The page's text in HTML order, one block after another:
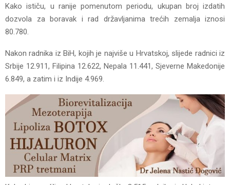
Kako ističu, u ranije pomenutom periodu, ukupan broj izdatih
dozvola za boravak i rad državljanima trećih zemalja iznosi
80.780.
Nakon radnika iz BiH, kojih je najviše u Hrvatskoj, slijede radnici iz
Srbije 12.911, Filipina 12.622, Nepala 11.441, Sjeverne Makedonije
6.849, a zatim i iz Indije 4.969.